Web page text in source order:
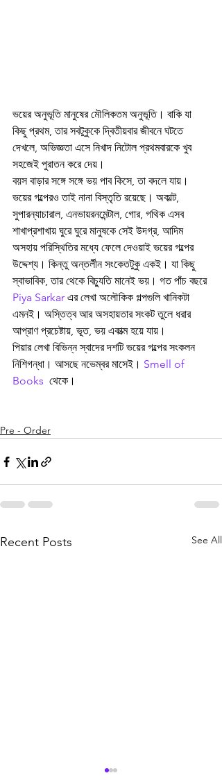
ভয়ের অনুভূতি মানুষের মৌলিকতম অনুভূতি। বাকি যা
কিছু প্রথম, তার সবটুকুকে দ্বিতীয়বার জীবনে ঘটতে
দেখলে, অভিজ্ঞতা এসে নিখাদ নিটোল প্রথমবারকে খুব
সহজেই পুরাতন করে দেয়।
বয়স বাড়ার সঙ্গে সঙ্গে ভয় পাব কিসে, তা বদলে যায়।
ভয়ের গল্পেরও তাই নানা বিস্তৃতি রয়েছে। অকাল্ট,
সুপারন্যাচারাল, এনভায়রনমেন্টাল, গোর, গথিক এসব
শাখাপ্রশাখায় ঘুরে ঘুরে মানুষকে সেই উদগ্র, আদিম
অসহায় পরিস্থিতির মধ্যে ফেলে দেওয়াই ভয়ের গল্পের
উদ্দেশ্য। কিন্তু অন্তর্লীন সংকেতটুকু একই। যা কিছু
স্বাভাবিক, তার থেকে বিচ্যুতি মানেই ভয়। গত পাঁচ বছরে
Piya Sarkar এর লেখা অলৌকিক গল্পগুলি খানিকটা
এমনই। অস্তিত্ব আর অসহায়তার সংকট তুলে ধরার
আপ্রাণ প্রচেষ্টায়, ভূত, ভয় একাত্ম হয়ে যায়।
পিয়ার লেখা বিভিন্ন স্বাদের দশটি ভয়ের গল্পের সংকলন
নিশিগন্ধা। আসছে নভেম্বর মাসেই। Smell of
Books
  থেকে।
Pre - Order
Recent Posts See All